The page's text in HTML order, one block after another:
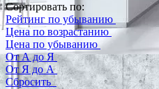
Сортировать по:
Рейтинг по убыванию
Цена по возрастанию
Цена по убыванию
От А до Я
От Я до А
Сбросить